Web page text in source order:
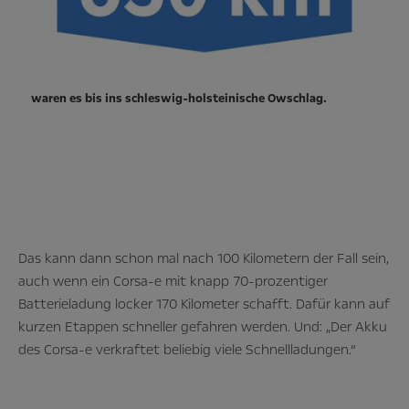
waren es bis ins schleswig-holsteinische Owschlag.
Das kann dann schon mal nach 100 Kilometern der Fall sein,
auch wenn ein Corsa-e mit knapp 70-prozentiger
Batterieladung locker 170 Kilometer schafft. Dafür kann auf
kurzen Etappen schneller gefahren werden. Und: „Der Akku
des Corsa-e verkraftet beliebig viele Schnellladungen.“